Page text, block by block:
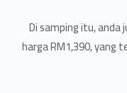
Di samping itu, anda
harga RM1,390, yang